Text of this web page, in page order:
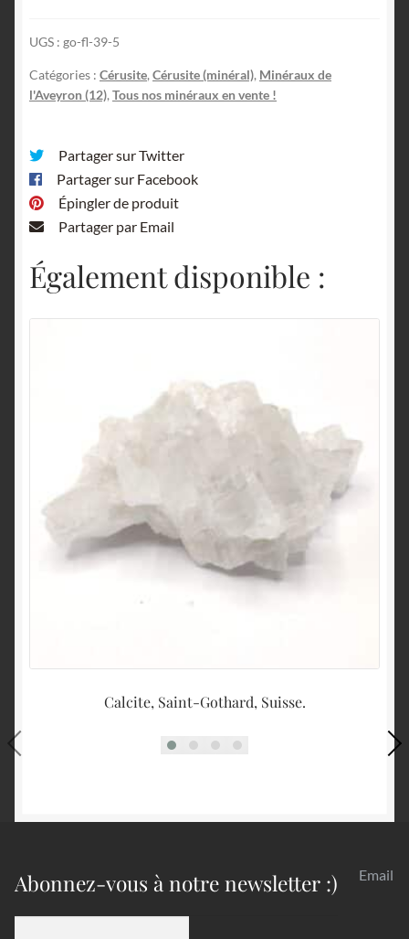
UGS : go-fl-39-5
Catégories : Cérusite, Cérusite (minéral), Minéraux de
l'Aveyron (12), Tous nos minéraux en vente !
Partager sur Twitter
Partager sur Facebook
Épingler de produit
Partager par Email
Également disponible :
Calcite, Saint-Gothard, Suisse.
Abonnez-vous à notre newsletter :) Email